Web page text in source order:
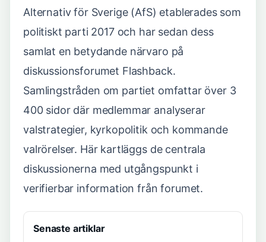
Alternativ för Sverige (AfS) etablerades som
politiskt parti 2017 och har sedan dess
samlat en betydande närvaro på
diskussionsforumet Flashback.
Samlingstråden om partiet omfattar över 3
400 sidor där medlemmar analyserar
valstrategier, kyrkopolitik och kommande
valrörelser. Här kartläggs de centrala
diskussionerna med utgångspunkt i
verifierbar information från forumet.
Senaste artiklar